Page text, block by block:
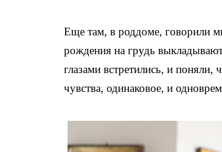
Еще там, в роддоме, говорили
рождения на грудь
глазами встретились, и
чувства, одинаковое, и